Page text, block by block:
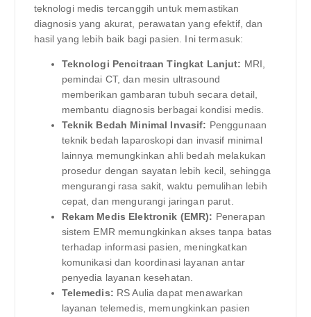
teknologi medis tercanggih untuk memastikan
diagnosis yang akurat, perawatan yang efektif, dan
hasil yang lebih baik bagi pasien. Ini termasuk:
Teknologi Pencitraan Tingkat Lanjut: MRI,
pemindai CT, dan mesin ultrasound
memberikan gambaran tubuh secara detail,
membantu diagnosis berbagai kondisi medis.
Teknik Bedah Minimal Invasif: Penggunaan
teknik bedah laparoskopi dan invasif minimal
lainnya memungkinkan ahli bedah melakukan
prosedur dengan sayatan lebih kecil, sehingga
mengurangi rasa sakit, waktu pemulihan lebih
cepat, dan mengurangi jaringan parut.
Rekam Medis Elektronik (EMR): Penerapan
sistem EMR memungkinkan akses tanpa batas
terhadap informasi pasien, meningkatkan
komunikasi dan koordinasi layanan antar
penyedia layanan kesehatan.
Telemedis: RS Aulia dapat menawarkan
layanan telemedis, memungkinkan pasien